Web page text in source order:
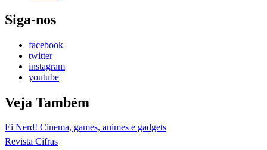
Siga-nos
facebook
twitter
instagram
youtube
Veja Também
Ei Nerd! Cinema, games, animes e gadgets
Revista Cifras